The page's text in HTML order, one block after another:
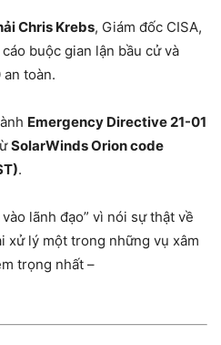
Chris Krebs, Giám đốc CISA,
buộc gian lận bầu cử và
toàn.
Emergency Directive 21-01
SolarWinds Orion code
.
lãnh đạo” vì nói sự thật về
xử lý một trong những vụ xâm
trọng nhất –